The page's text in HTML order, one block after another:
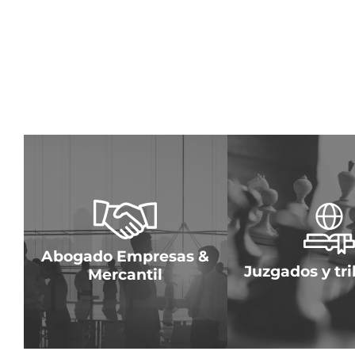
Abogado Empresas &
Mercantil
ABOGADO EMPRESAS &
MERCANTIL
Optimizamos la seguridad
jurídica y la eficacia de las
operaciones mercantiles
Juzgados y
JUZGADOS Y
Desde 1959
con
derechos
tribunales de
Francia.